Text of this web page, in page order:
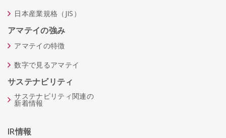
日本産業規格（JIS）
アマテイの強み
アマテイの特徴
数字で見るアマテイ
サステナビリティ
サステナビリティ関連の
新着情報
IR情報